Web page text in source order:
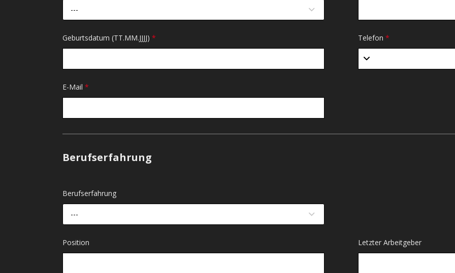
---
Geburtsdatum (TT.MM.JJJJ) * Telefon *
E-Mail *
Berufserfahrung
Berufserfahrung
---
Position Letzter Arbeitgeber